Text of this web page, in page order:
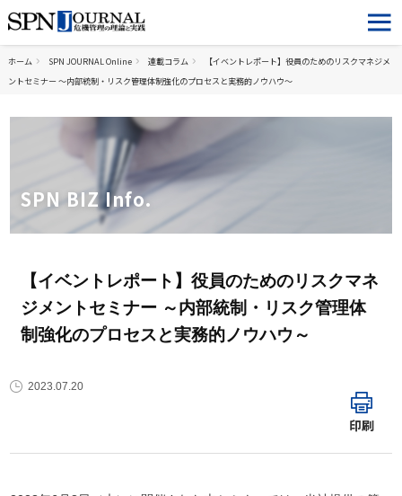
ホーム SPN JOURNAL Online 連載コラム
【イベントレポート】役員のためのリスクマネジメ
ントセミナー ～内部統制・リスク管理体制強化のプロセスと実務的ノウハウ～
SPN BIZ Info.
【イベントレポート】役員のためのリスクマネ
ジメントセミナー ～内部統制・リスク管理体
制強化のプロセスと実務的ノウハウ～
2023.07.20
印刷